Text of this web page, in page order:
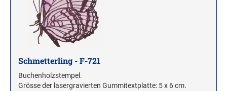
Schmetterling - F-721
Buchenholzstempel.
Grösse der lasergravierten Gummitextplatte: 5 x 6 cm.